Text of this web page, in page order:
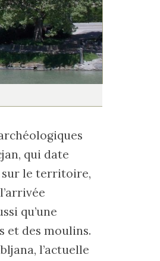
qui date
sur le territoire,
qu’une
et des moulins.
l’actuelle